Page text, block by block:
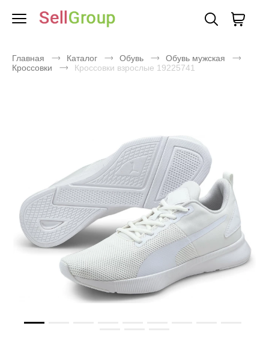
Главная Каталог Обувь
Обувь мужская
Кроссовки
Кроссовки взрослые 19225741